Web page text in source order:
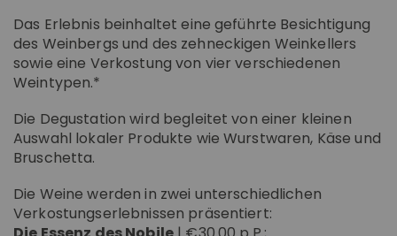
Das Erlebnis beinhaltet eine geführte Besichtigung
des Weinbergs und des zehneckigen Weinkellers
sowie eine Verkostung von vier verschiedenen
Weintypen.*
Die Degustation wird begleitet von einer kleinen
Auswahl lokaler Produkte wie Wurstwaren, Käse und
Bruschetta.
Die Weine werden in zwei unterschiedlichen
Verkostungserlebnissen präsentiert: